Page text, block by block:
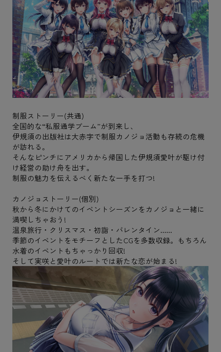
制服ストーリー(共通)
全国的な“私服通学ブーム”が到来し、
伊規須の出版社は大赤字で制服カノジョ活動も存続の危機
が訪れる。
そんなピンチにアメリカから帰国した伊規須愛叶が駆け付
け経営の助け舟を出す。
制服の魅力を伝えるべく新たな一手を打つ!
カノジョストーリー(個別)
秋から冬にかけてのイベントシーズンをカノジョと一緒に
満喫しちゃおう!
温泉旅行・クリスマス・初詣・バレンタイン......
季節のイベントをモチーフとしたCGを多数収録。もちろん
水着のイベントもちゃっかり回収!
そして実咲と愛叶のルートでは新たな恋が始まる!